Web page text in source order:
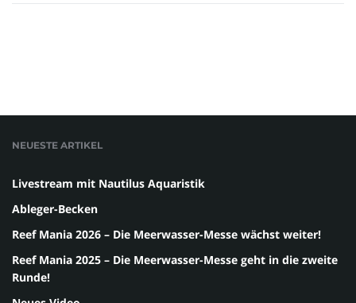
NEUESTE ARTIKEL
Livestream mit Nautilus Aquaristik
Ableger-Becken
Reef Mania 2026 – Die Meerwasser-Messe wächst weiter!
Reef Mania 2025 – Die Meerwasser-Messe geht in die zweite
Runde!